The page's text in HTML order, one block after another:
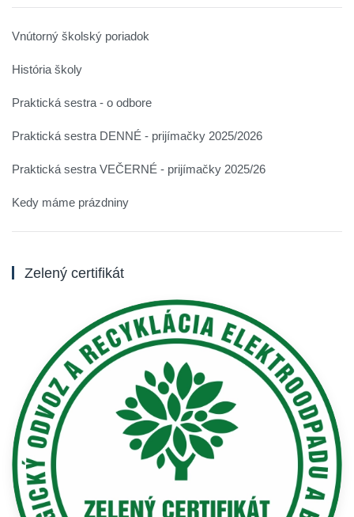
Vnútorný školský poriadok
História školy
Praktická sestra - o odbore
Praktická sestra DENNÉ - prijímačky 2025/2026
Praktická sestra VEČERNÉ - prijímačky 2025/26
Kedy máme prázdniny
Zelený certifikát